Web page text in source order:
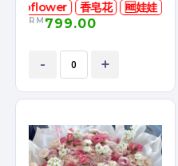
soapflower
香皂花 🆓娃娃
RM 799.00
- +